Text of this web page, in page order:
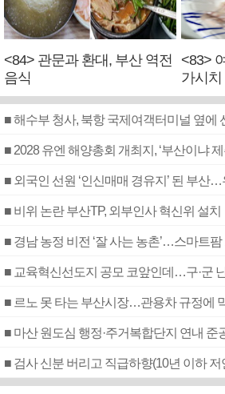
<84> 관문과 환대, 부산 역전
음식
<83>
가시치
■ 해수부 청사, 북항 국제여객터미널 옆에
■ 2028 유엔 해양총회 개최지, ‘부산이냐
■ 외국인 선원 ‘인신매매 경유지’ 된 부산
■ 비위 논란 부산TP, 외부인사 혁신위 설치
■ 경남 농정 비전 ‘잘 사는 농촌’…스마트
■ 교육혁신선도지 공모 코앞인데…구·군
■ 르노 못 타는 부산시장…관용차 규정에
■ 마산 원도심 행정·주거복합단지 연내 준